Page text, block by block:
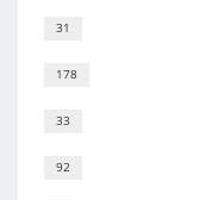
31
178
33
92